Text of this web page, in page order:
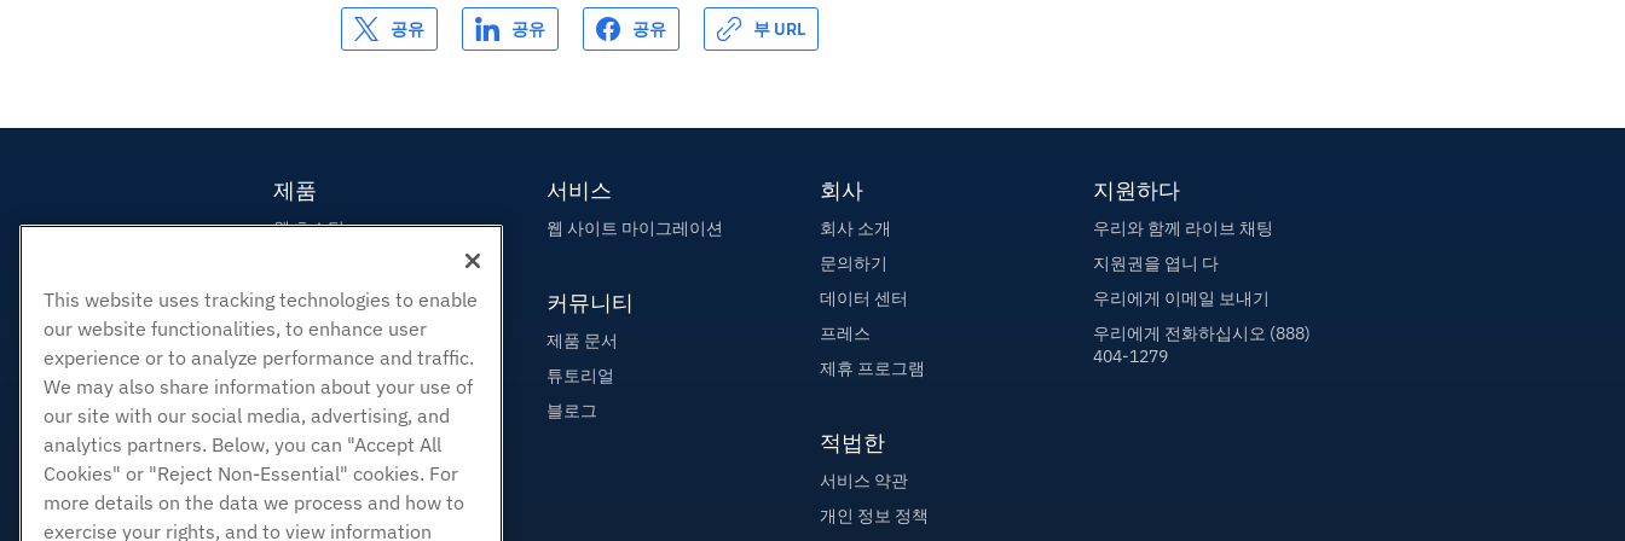
공유 공유 공유 부 URL
제품
웹 호스팅
리셀러 호스팅
화이트 라벨 리셀러
관리되는 리눅스 VPS
관리되지 않는 리눅스 VPS
관리 창 VPS
관리되지 않는 Windows VPS
클라우드 서버
서비스
웹 사이트 마이그레이션
커뮤니티
제품 문서
튜토리얼
블로그
회사
회사 소개
문의하기
데이터 센터
프레스
제휴 프로그램
적법한
서비스 약관
개인 정보 정책
지원하다
우리와 함께 라이브 채팅
지원권을 엽니 다
우리에게 이메일 보내기
우리에게 전화하십시오 (888)
404-1279
This website uses tracking technologies to enable
our website functionalities, to enhance user
experience or to analyze performance and traffic.
We may also share information about your use of
our site with our social media, advertising, and
analytics partners. Below, you can "Accept All
Cookies" or "Reject Non-Essential" cookies. For
more details on the data we process and how to
exercise your rights, and to view information